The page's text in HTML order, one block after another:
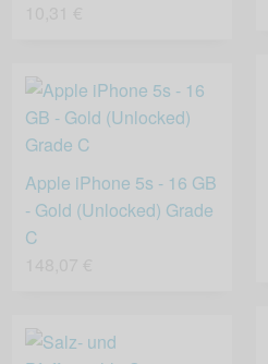
Apple iPhone 5s - 16 GB
- Gold (Unlocked) Grade
C